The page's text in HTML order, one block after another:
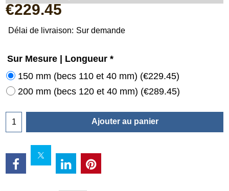
€229.45
Délai de livraison: Sur demande
Sur Mesure | Longueur *
150 mm (becs 110 et 40 mm) (€229.45)
200 mm (becs 120 et 40 mm) (€289.45)
Ajouter au panier